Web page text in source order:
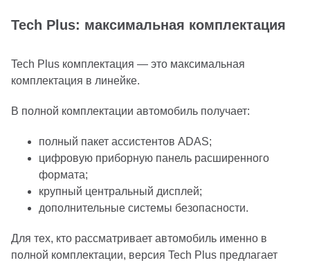
Tech Plus: максимальная комплектация
Tech Plus комплектация — это максимальная
комплектация в линейке.
В полной комплектации автомобиль получает:
полный пакет ассистентов ADAS;
цифровую приборную панель расширенного
формата;
крупный центральный дисплей;
дополнительные системы безопасности.
Для тех, кто рассматривает автомобиль именно в
полной комплектации, версия Tech Plus предлагает